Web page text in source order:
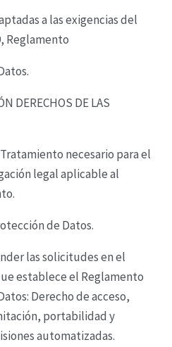
a las exigencias del
Reglamento
DERECHOS DE LAS
Tratamiento necesario para el
legalaplicable al
de Datos.
las solicitudes en el
establece el Reglamento
Derecho de acceso,
portabilidad y
automatizadas.